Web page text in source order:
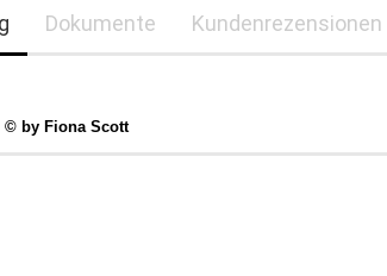
Dokumente Kundenrezensionen
© by Fiona Scott